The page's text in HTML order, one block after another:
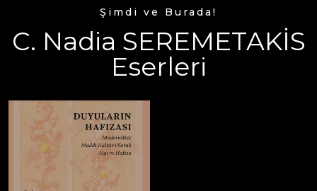
Şimdi ve Burada!
C. Nadia SEREMETAKİS
Eserleri